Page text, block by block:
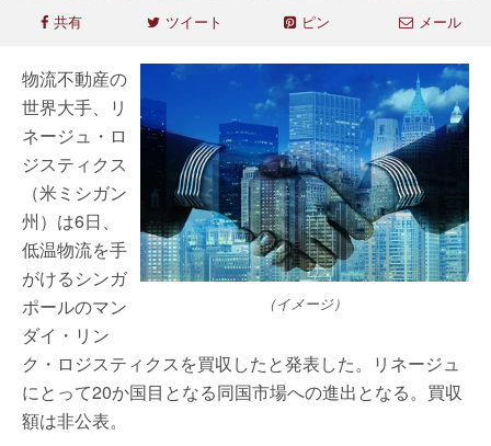
共有 ツイート ピン メール
（イメージ）
物流不動産の
世界大手、リ
ネージュ・ロ
ジスティクス
（米ミシガン
州）は6日、
低温物流を手
がけるシンガ
ポールのマン
ダイ・リン
ク・ロジスティクスを買収したと発表した。リネージュ
にとって20か国目となる同国市場への進出となる。買収
額は非公表。